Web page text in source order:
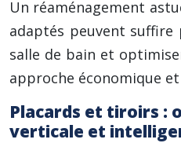
Un réaménagement
adaptés peuvent
salle de bain et
approche économique
Placards et tiroirs :
verticale et